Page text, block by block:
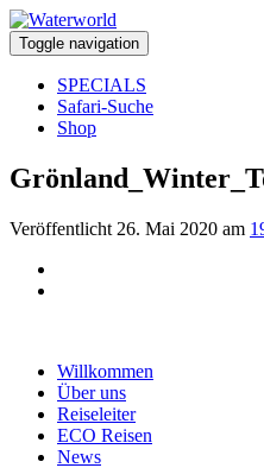
Toggle navigation
SPECIALS
Safari-Suche
Shop
Veröffentlicht 26. Mai 2020 am
Willkommen
Über uns
Reiseleiter
ECO Reisen
News